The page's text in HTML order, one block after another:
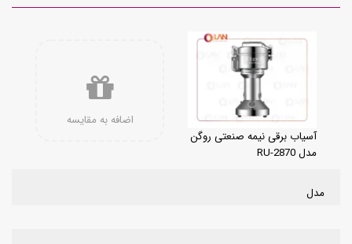
آسیاب برقی نیمه صنعتی روگن
مدل RU-2870
اضافه به مقایسه
مدل